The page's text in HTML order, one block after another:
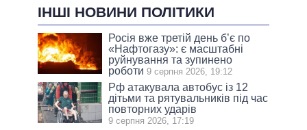
ІНШІ НОВИНИ ПОЛІТИКИ
Росія вже третій день б’є по
«Нафтогазу»: є масштабні
руйнування та зупинено
роботи 9 серпня 2026, 19:12
Рф атакувала автобус із 12
дітьми та рятувальників під час
повторних ударів
9 серпня 2026, 17:19